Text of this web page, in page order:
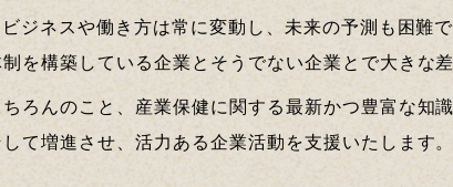
ジネスや働き方は常に変動し、未来の予測も困難
を構築している企業とそうでない企業とで大きな
ろんのこと、産業保健に関する最新かつ豊富な知
て増進させ、活力ある企業活動を支援いたします。